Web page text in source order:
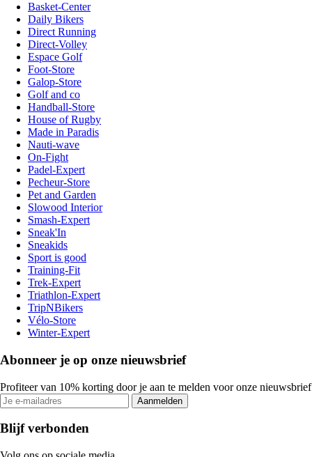
Basket-Center
Daily Bikers
Direct Running
Direct-Volley
Espace Golf
Foot-Store
Galop-Store
Golf and co
Handball-Store
House of Rugby
Made in Paradis
Nauti-wave
On-Fight
Padel-Expert
Pecheur-Store
Pet and Garden
Slowood Interior
Smash-Expert
Sneak'In
Sneakids
Sport is good
Training-Fit
Trek-Expert
Triathlon-Expert
TripNBikers
Vélo-Store
Winter-Expert
Abonneer je op onze nieuwsbrief
Profiteer van 10% korting door je aan te melden voor onze nieuwsbrief
Aanmelden
Blijf verbonden